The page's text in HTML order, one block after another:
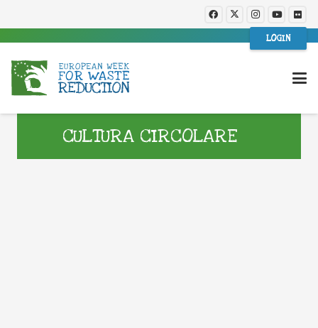
LOGIN
CULTURA CIRCOLARE